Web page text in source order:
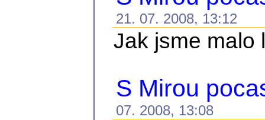
21. 07. 2008, 13:12
Jak jsme malo
S Mirou
07. 2008, 13:08